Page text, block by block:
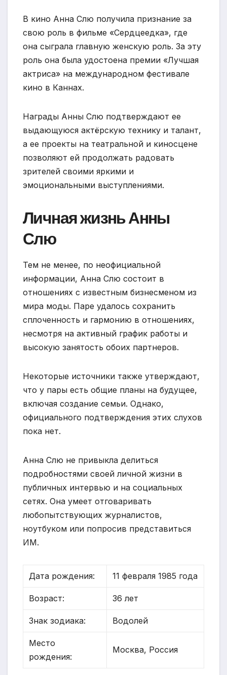
В кино Анна Слю получила признание за
свою роль в фильме «Сердцеедка», где
она сыграла главную женскую роль. За эту
роль она была удостоена премии «Лучшая
актриса» на международном фестивале
кино в Каннах.
Награды Анны Слю подтверждают ее
выдающуюся актёрскую технику и талант,
а ее проекты на театральной и киносцене
позволяют ей продолжать радовать
зрителей своими яркими и
эмоциональными выступлениями.
Личная жизнь Анны
Слю
Тем не менее, по неофициальной
информации, Анна Слю состоит в
отношениях с известным бизнесменом из
мира моды. Паре удалось сохранить
сплоченность и гармонию в отношениях,
несмотря на активный график работы и
высокую занятость обоих партнеров.
Некоторые источники также утверждают,
что у пары есть общие планы на будущее,
включая создание семьи. Однако,
официального подтверждения этих слухов
пока нет.
Анна Слю не привыкла делиться
подробностями своей личной жизни в
публичных интервью и на социальных
сетях. Она умеет отговаривать
любопытствующих журналистов,
ноутбуком или попросив представиться
ИМ.
Дата рождения: 11 февраля 1985 года
Возраст: 36 лет
Знак зодиака: Водолей
Место
рождения:
Москва, Россия